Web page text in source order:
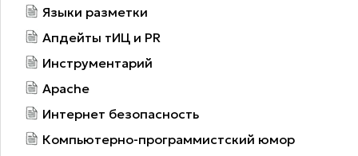
Языки разметки
Апдейты тИЦ и PR
Инструментарий
Apache
Интернет безопасность
Компьютерно-программистский юмор